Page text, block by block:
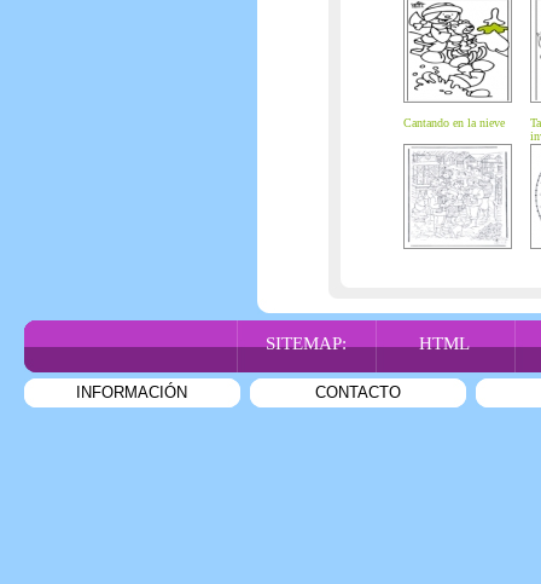
Cantando en la nieve
SITEMAP: HTML
INFORMACIÓN CONTACTO